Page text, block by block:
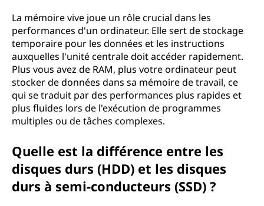
La mémoire vive joue un rôle crucial dans les
performances d'un ordinateur. Elle sert de stockage
temporaire pour les données et les instructions
auxquelles l'unité centrale doit accéder rapidement.
Plus vous avez de RAM, plus votre ordinateur peut
stocker de données dans sa mémoire de travail, ce
qui se traduit par des performances plus rapides et
plus fluides lors de l'exécution de programmes
multiples ou de tâches complexes.
Quelle est la différence entre les
disques durs (HDD) et les disques
durs à semi-conducteurs (SSD) ?